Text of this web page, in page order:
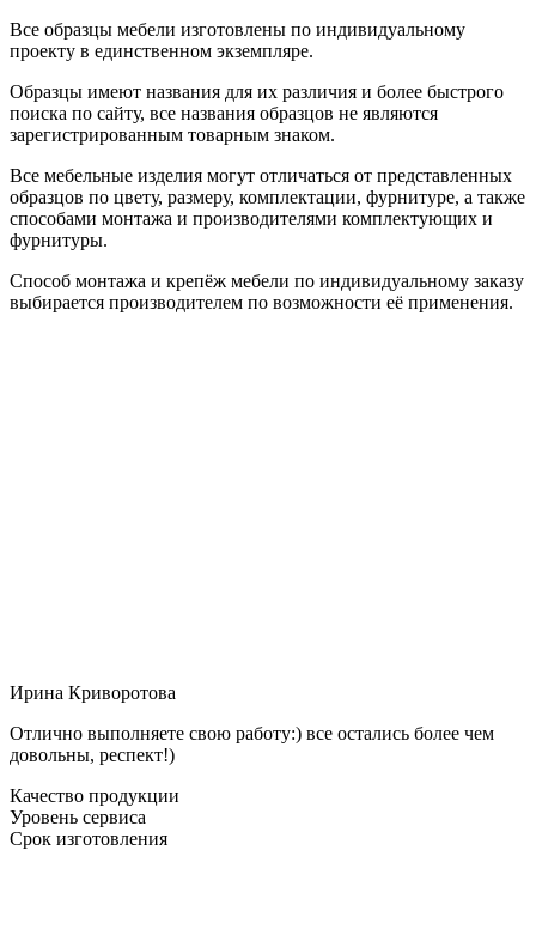
Все образцы мебели изготовлены по индивидуальному
проекту в единственном экземпляре.
Образцы имеют названия для их различия и более быстрого
поиска по сайту, все названия образцов не являются
зарегистрированным товарным знаком.
Все мебельные изделия могут отличаться от представленных
образцов по цвету, размеру, комплектации, фурнитуре, а также
способами монтажа и производителями комплектующих и
фурнитуры.
Способ монтажа и крепёж мебели по индивидуальному заказу
выбирается производителем по возможности её применения.
Ирина Криворотова
Отлично выполняете свою работу:) все остались более чем
довольны, респект!)
Качество продукции
Уровень сервиса
Срок изготовления